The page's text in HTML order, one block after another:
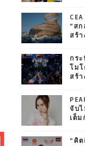
“ส
สร้
กร
โม
สร้
จับ
เต็
“คิ